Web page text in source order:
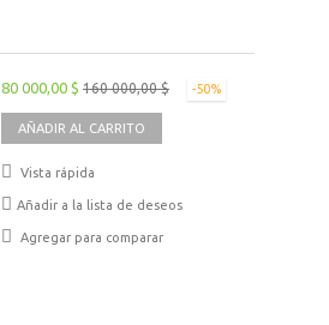
80 000,00 $ 160 000,00 $ -50%
AÑADIR AL CARRITO
Vista rápida
Añadir a la lista de deseos
Agregar para comparar